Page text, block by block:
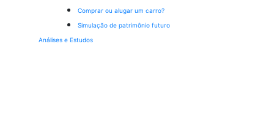
Comprar ou alugar um carro?
Simulação de patrimônio futuro
Análises e Estudos